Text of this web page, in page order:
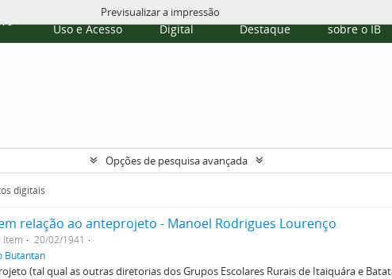
Políticas de
Uso e Acesso
Repositório
Digital
Destaque
sobre o IB
Previsualizar a impressão
Opções de pesquisa avançada
digitais
relação ao anteprojeto - Manoel Rodrigues Lourenço
Item
20/02/1941
Butantan
(tal qual as outras diretorias dos Grupos Escolares Rurais de Itaiquára e